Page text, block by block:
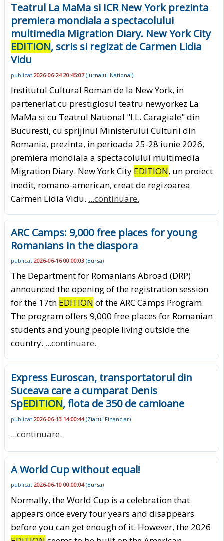
Teatrul La MaMa si ICR New York prezinta
premiera mondiala a spectacolului
multimedia Migration Diary. New York City
EDITION, scris si regizat de Carmen Lidia
Vidu
publicat 2026-06-24 20:45:07(Jurnalul-National)
Institutul Cultural Roman de la New York, in
parteneriat cu prestigiosul teatru newyorkez La
MaMa si cu Teatrul National "I.L. Caragiale" din
Bucuresti, cu sprijinul Ministerului Culturii din
Romania, prezinta, in perioada 25-28 iunie 2026,
premiera mondiala a spectacolului multimedia
Migration Diary. New York City EDITION, un proiect
inedit, romano-american, creat de regizoarea
Carmen Lidia Vidu. ...continuare.
ARC Camps: 9,000 free places for young
Romanians in the diaspora
publicat 2026-06-16 00:00:03 (Bursa)
The Department for Romanians Abroad (DRP)
announced the opening of the registration session
for the 17th EDITION of the ARC Camps Program.
The program offers 9,000 free places for Romanian
students and young people living outside the
country. ...continuare.
Express Euroscan, transportatorul din
Suceava care a cumparat Denis
SpEDITION, flota de 350 de camioane
publicat 2026-06-13 14:00:44(Ziarul-Financiar)
...continuare.
A World Cup without equal!
publicat 2026-06-10 00:00:04(Bursa)
Normally, the World Cup is a celebration that
appears once every four years and disappears
before you can get enough of it. However, the 2026